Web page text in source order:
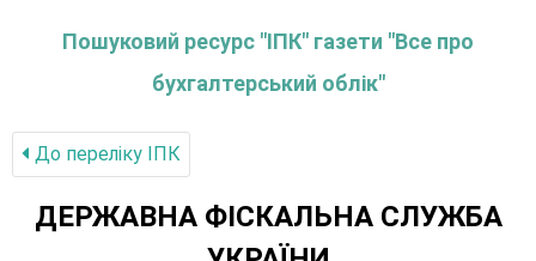
Пошуковий ресурс "ІПК" газети "Все про
бухгалтерський облік"
До переліку IПК
ДЕРЖАВНА ФІСКАЛЬНА СЛУЖБА